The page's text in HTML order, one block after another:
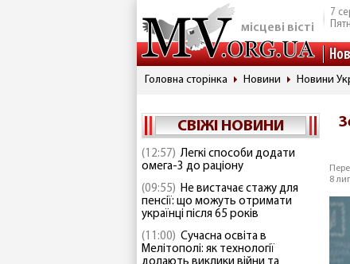
місцеві вісті
7
Головна сторінка Новини Новини
СВІЖІ НОВИНИ
(12:57) Легкі способи додати
омега-3 до раціону
(09:55) Не вистачає стажу для
пенсії: що можуть отримати
українці після 65 років
(11:00) Сучасна освіта в
Мелітополі: як технології
8